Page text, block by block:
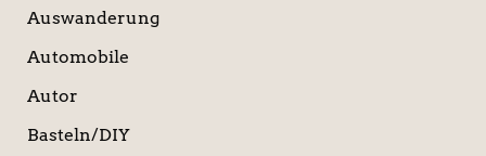
Auswanderung
Automobile
Autor
Basteln/DIY